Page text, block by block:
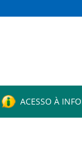
ACESSO À